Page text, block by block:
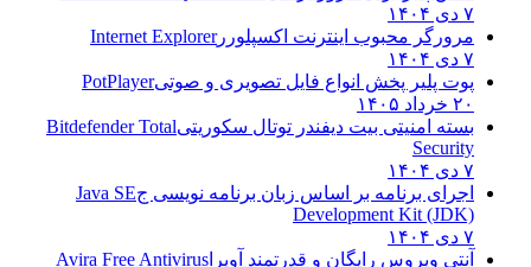
مرورگر محبوب اینترنت اکسپلوررInternet Explorer
پوت پلیر پخش انواع فایل تصویری و صوتیPotPlayer
بسته امنیتی بیت دیفندر توتال سکوریتیBitdefender Total
Security
اجرای برنامه بر اساس زبان برنامه نویسی جJava SE
Development Kit (JDK)
آنتی ویروس رایگان و قدرتمند آویراAvira Free Antivirus